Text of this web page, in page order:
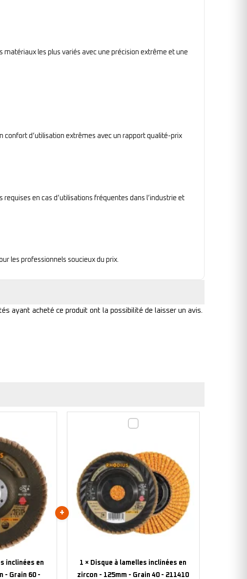
les plus variés avec une précision extrême et une
d’utilisation extrêmes avec un rapport qualité-prix
en cas d’utilisations fréquentes dans l’industrie et
les professionnels soucieux du prix.
ayant acheté ce produit ont la possibilité de laisser un avis.
inclinées en
- Grain 60 -
inclinées
en
zircon
125mm
-
Grain
1 × Disque à lamelles inclinées en
zircon - 125mm - Grain 40 - 211410